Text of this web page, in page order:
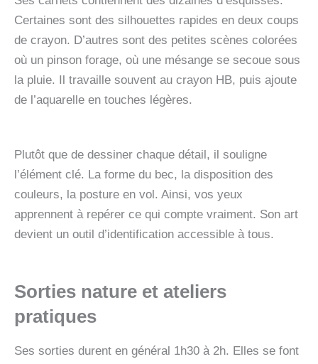
Certaines sont des silhouettes rapides en deux coups
de crayon. D’autres sont des petites scènes colorées
où un pinson forage, où une mésange se secoue sous
la pluie. Il travaille souvent au crayon HB, puis ajoute
de l’aquarelle en touches légères.
Plutôt que de dessiner chaque détail, il souligne
l’élément clé. La forme du bec, la disposition des
couleurs, la posture en vol. Ainsi, vos yeux
apprennent à repérer ce qui compte vraiment. Son art
devient un outil d’identification accessible à tous.
Sorties nature et ateliers
pratiques
Ses sorties durent en général 1h30 à 2h. Elles se font